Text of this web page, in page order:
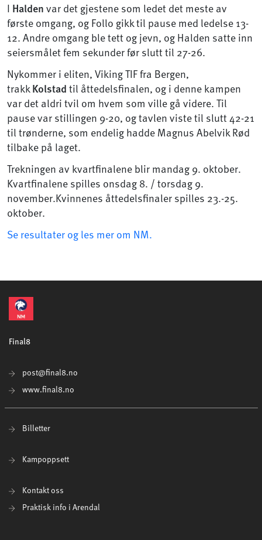
I Halden var det gjestene som ledet det meste av
første omgang, og Follo gikk til pause med ledelse 13-
12. Andre omgang ble tett og jevn, og Halden satte inn
seiersmålet fem sekunder før slutt til 27-26.
Nykommer i eliten, Viking TIF fra Bergen,
trakkKolstad til åttedelsfinalen, og i denne kampen
var det aldri tvil om hvem som ville gå videre. Til
pause var stillingen 9-20, og tavlen viste til slutt 42-21
til trønderne, som endelig hadde Magnus Abelvik Rød
tilbake på laget.
Trekningen av kvartfinalene blir mandag 9. oktober.
Kvartfinalene spilles onsdag 8. / torsdag 9.
november.Kvinnenes åttedelsfinaler spilles 23.-25.
oktober.
Se resultater og les mer om NM.
Final8
post@final8.no
www.final8.no
Billetter
Kampoppsett
Kontakt oss
Praktisk info i Arendal